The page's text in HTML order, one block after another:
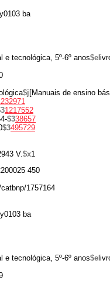
ba
e tecnológica, 5º-6º anos$e
$j [Manuais de ensino
1217552
$338657
$3495729
V.$x1
450
1757164
ba
e tecnológica, 5º-6º anos$e